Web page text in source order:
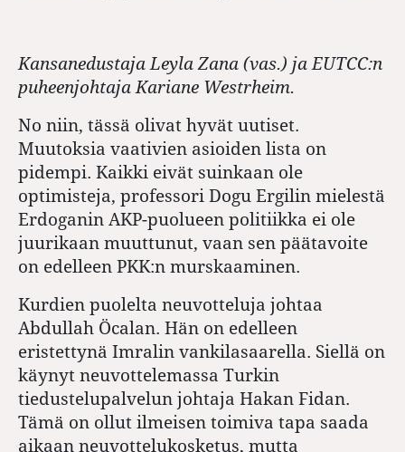
Kansanedustaja Leyla Zana (vas.) ja EUTCC:n
puheenjohtaja Kariane Westrheim.
No niin, tässä olivat hyvät uutiset.
Muutoksia vaativien asioiden lista on
pidempi. Kaikki eivät suinkaan ole
optimisteja, professori Dogu Ergilin mielestä
Erdoganin AKP-puolueen politiikka ei ole
juurikaan muuttunut, vaan sen päätavoite
on edelleen PKK:n murskaaminen.
Kurdien puolelta neuvotteluja johtaa
Abdullah Öcalan. Hän on edelleen
eristettynä Imralin vankilasaarella. Siellä on
käynyt neuvottelemassa Turkin
tiedustelupalvelun johtaja Hakan Fidan.
Tämä on ollut ilmeisen toimiva tapa saada
aikaan neuvottelukosketus, mutta